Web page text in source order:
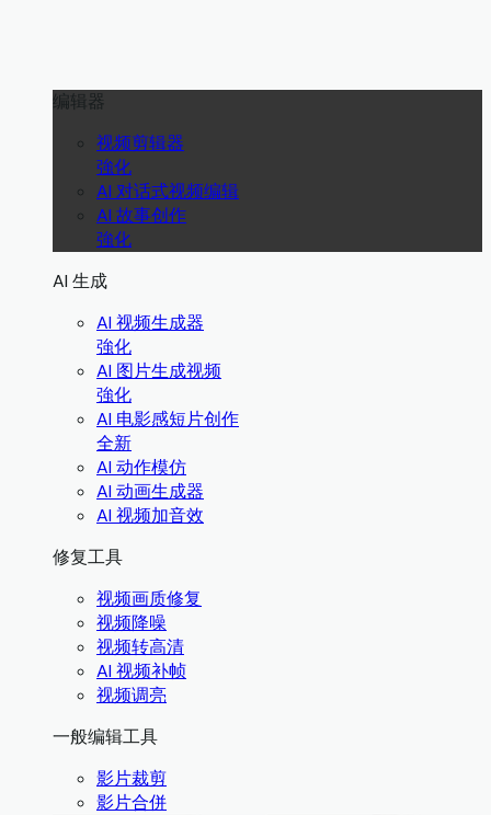
编辑器
视频剪辑器
強化
AI 对话式视频编辑
AI 故事创作
強化
AI 生成
AI 视频生成器
強化
AI 图片生成视频
強化
AI 电影感短片创作
全新
AI 动作模仿
AI 动画生成器
AI 视频加音效
修复工具
视频画质修复
视频降噪
视频转高清
AI 视频补帧
视频调亮
一般编辑工具
影片裁剪
影片合併